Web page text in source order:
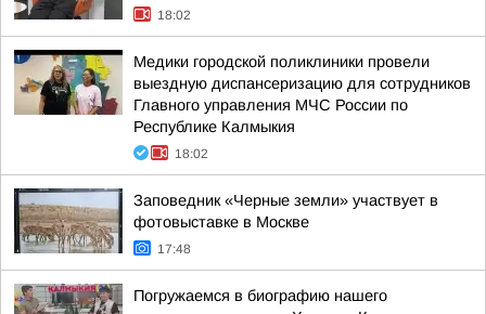
18:02
Медики городской поликлиники провели
выездную диспансеризацию для сотрудников
Главного управления МЧС России по
Республике Калмыкия
18:02
Заповедник «Черные земли» участвует в
фотовыставке в Москве
17:48
Погружаемся в биографию нашего